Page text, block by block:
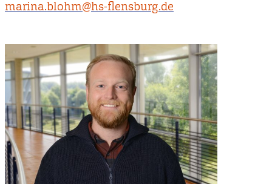
marina.blohm@hs-flensburg.de